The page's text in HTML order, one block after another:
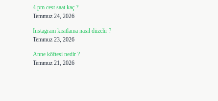
4 pm cest saat kaç ?
Temmuz 24, 2026
Instagram kısıtlama nasıl düzelir ?
Temmuz 23, 2026
Anne köftesi nedir ?
Temmuz 21, 2026